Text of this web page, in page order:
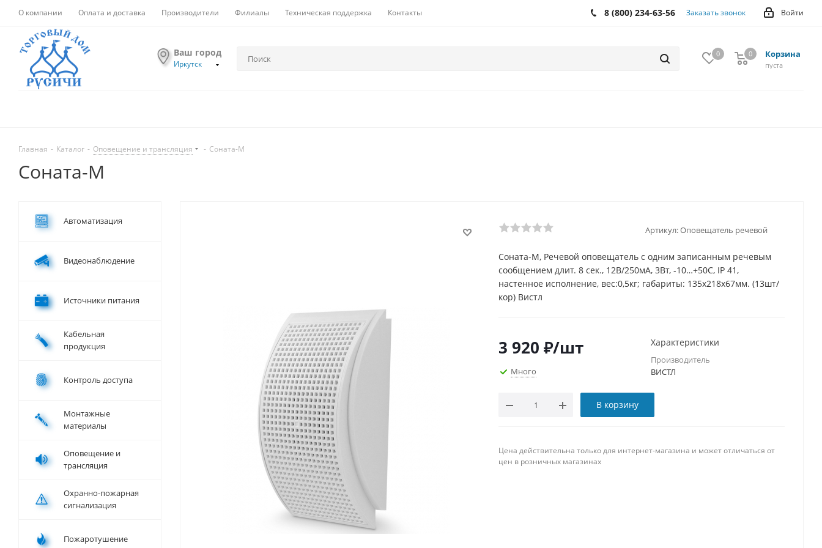
О компании Оплата и доставка Производители Филиалы Техническая поддержка Контакты Войти
8 (800) 234-63-56 Заказать звонок
Ваш город
Иркутск
0 Корзина
0
пуста
0
Главная - Каталог - Оповещение и трансляция - Соната-М
Соната-М
Артикул:Оповещатель речевой
Соната-М, Речевой оповещатель с одним записанным речевым
сообщением длит. 8 сек., 12В/250мА, 3Вт, -10…+50С, IP 41,
настенное исполнение, вес:0,5кг; габариты: 135х218х67мм. (13шт/
кор) Вистл
3 920 ₽/шт
Много
В корзину
Характеристики
Производитель
ВИСТЛ
Цена действительна только для интернет-магазина и может отличаться от
цен в розничных магазинах
Автоматизация
Видеонаблюдение
Источники питания
Кабельная
продукция
Контроль доступа
Монтажные
материалы
Оповещение и
трансляция
Охранно-пожарная
сигнализация
Пожаротушение